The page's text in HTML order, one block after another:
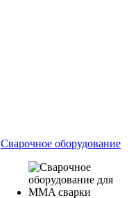
Сварочное оборудование